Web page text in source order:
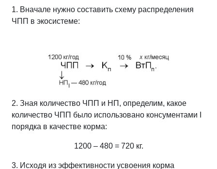
1. Вначале нужно составить схему распределения
ЧПП в экосистеме:
2. Зная количество ЧПП и НП, определим, какое
количество ЧПП было использовано консументами І
порядка в качестве корма:
1200 – 480 = 720 кг.
3. Исходя из эффективности усвоения корма